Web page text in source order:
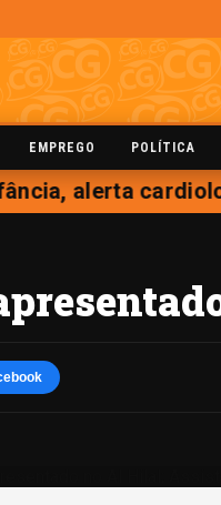
EMPREGO POLÍTICA
alerta